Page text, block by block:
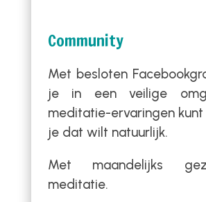
Community
Met besloten
je in een veilige
meditatie-ervaringen kunt
je dat wilt natuurlijk.
Met maandelijks
meditatie.